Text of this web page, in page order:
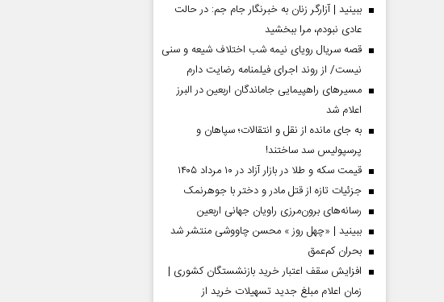
ببینید | آزارگر زنان به خبرنگار جام جم: در حالت
عادی نبودم، مرا ببخشید
قصه سریال رویای نیمه شب اختلاف شیعه و سنی
نیست/ از روند اجرای فیلمنامه رضایت دارم
مسیر‌های راهپیمایی جاماندگان اربعین در البرز
اعلام شد
به جای مانده از نقل و انتقالات؛ سپاهان و
پرسپولیس سد ساختند!
قیمت سکه و طلا در بازار آزاد در ۱۰ مرداد ۱۴۰۵
جزئیات تازه از قتل مادر و دختر با جوهرنمک
رسانه‌های برون‌مرزی راویان جهانی اربعین
ببینید | «چهل روز » محسن چاووشی منتشر شد
بحران کم‌عمق
افزایش سقف اعتبار خرید بازنشستگان کشوری |
زمان اعلام مبلغ جدید تسهیلات خرید از